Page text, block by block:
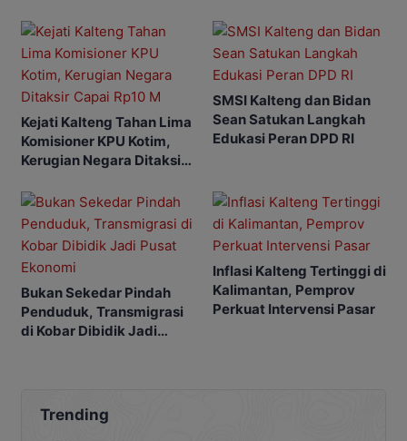
Kejati Kalteng Tahan Lima
Komisioner KPU Kotim,
Kerugian Negara Ditaksir
SMSI Kalteng dan Bidan
Sean Satukan Langkah
Edukasi Peran DPD RI
Bukan Sekedar Pindah
Penduduk, Transmigrasi
di Kobar Dibidik Jadi
Inflasi Kalteng Tertinggi di
Kalimantan, Pemprov
Perkuat Intervensi Pasar
Trending